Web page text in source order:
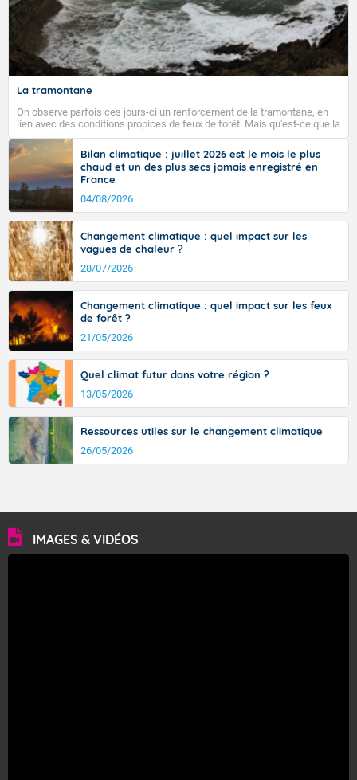
La tramontane
On observe parfois ces jours-ci un renforcement de la tramontane, en
lien avec des conditions propices de feux de forêt. Mais qu'est-ce que la
tramontane ? Quelles sont ses caractéristiques ? La tramontane est un
vent turbulent soufflant de secteur nord-ouest à nord, ou ouest à nord-
ouest, dans un secteur qui part du Roussillon à la vallée de l’Aude et à
l’ouest de l’Hérault. L’étymologie de ce vent vient du latin trasmontanus,
signifiant au-delà des monts, en allusion aux régions montagneuses
d’où provient ce vent.
Bilan climatique : juillet 2026 est le mois le plus
chaud et un des plus secs jamais enregistré en
France
04/08/2026
Changement climatique : quel impact sur les
vagues de chaleur ?
28/07/2026
Changement climatique : quel impact sur les feux
de forêt ?
21/05/2026
Quel climat futur dans votre région ?
13/05/2026
Ressources utiles sur le changement climatique
26/05/2026
IMAGES & VIDÉOS